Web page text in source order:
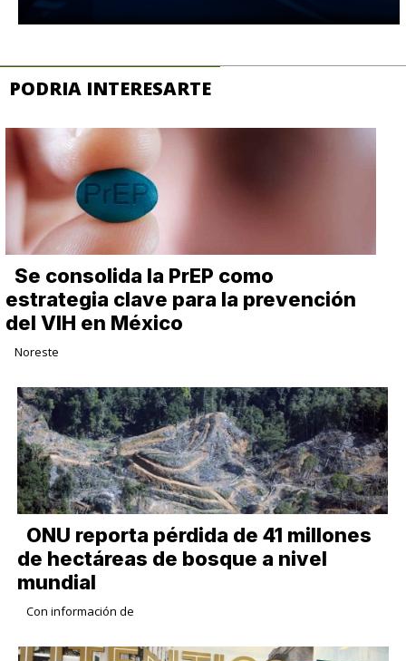
PODRIA INTERESARTE
Se consolida la PrEP como
estrategia clave para la prevención
del VIH en México
Noreste
ONU reporta pérdida de 41 millones
de hectáreas de bosque a nivel
mundial
Con información de